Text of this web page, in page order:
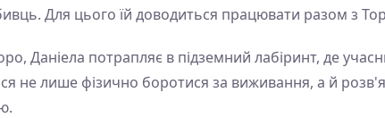
Для цього їй доводиться працювати разом з
Даніела потрапляє в підземний лабіринт, де
не лише фізично боротися за виживання, а й